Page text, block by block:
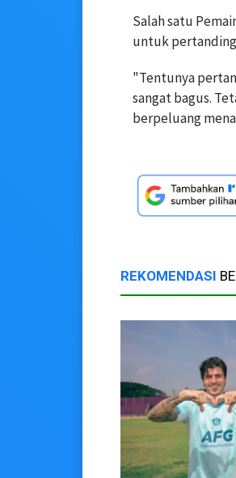
Salah satu
untuk
"Tentunya
sangat bagus.
berpeluang
REKOMENDASI